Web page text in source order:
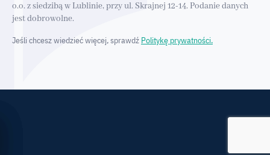
o.o. z siedzibą w Lublinie, przy ul. Skrajnej 12-14. Podanie danych
jest dobrowolne.
Jeśli chcesz wiedzieć więcej, sprawdź Politykę prywatności.